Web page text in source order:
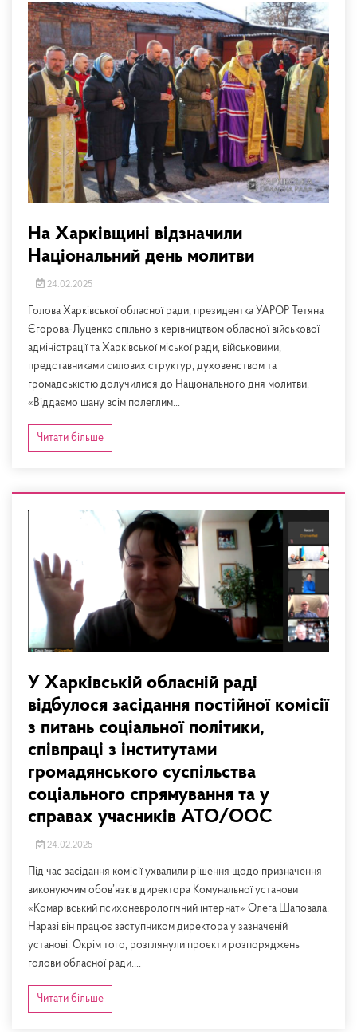
На Харківщині відзначили
Національний день молитви
24.02.2025
Голова Харківської обласної ради, президентка УАРОР Тетяна
Єгорова-Луценко спільно з керівництвом обласної військової
адміністрації та Харківської міської ради, військовими,
представниками силових структур, духовенством та
громадськістю долучилися до Національного дня молитви.
«Віддаємо шану всім полеглим...
Читати більше
У Харківській обласній раді
відбулося засідання постійної комісії
з питань соціальної політики,
співпраці з інститутами
громадянського суспільства
соціального спрямування та у
справах учасників АТО/ООС
24.02.2025
Під час засідання комісії ухвалили рішення щодо призначення
виконуючим обов’язків директора Комунальної установи
«Комарівський психоневрологічний інтернат» Олега Шаповала.
Наразі він працює заступником директора у зазначеній
установі. Окрім того, розглянули проєкти розпоряджень
голови обласної ради....
Читати більше